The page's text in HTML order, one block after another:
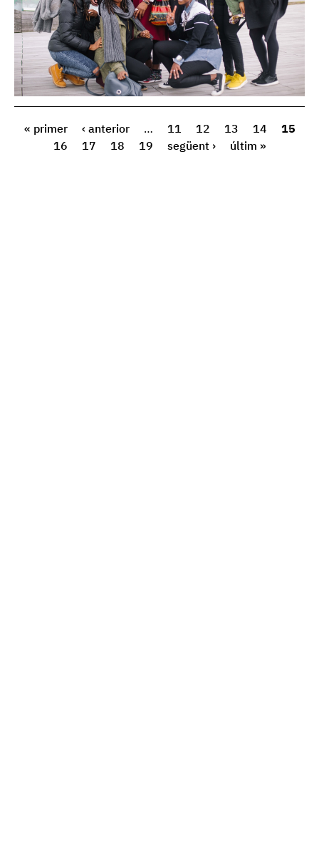
« primer ‹ anterior … 11 12 13 14
15
16
17 18 19 següent › últim »